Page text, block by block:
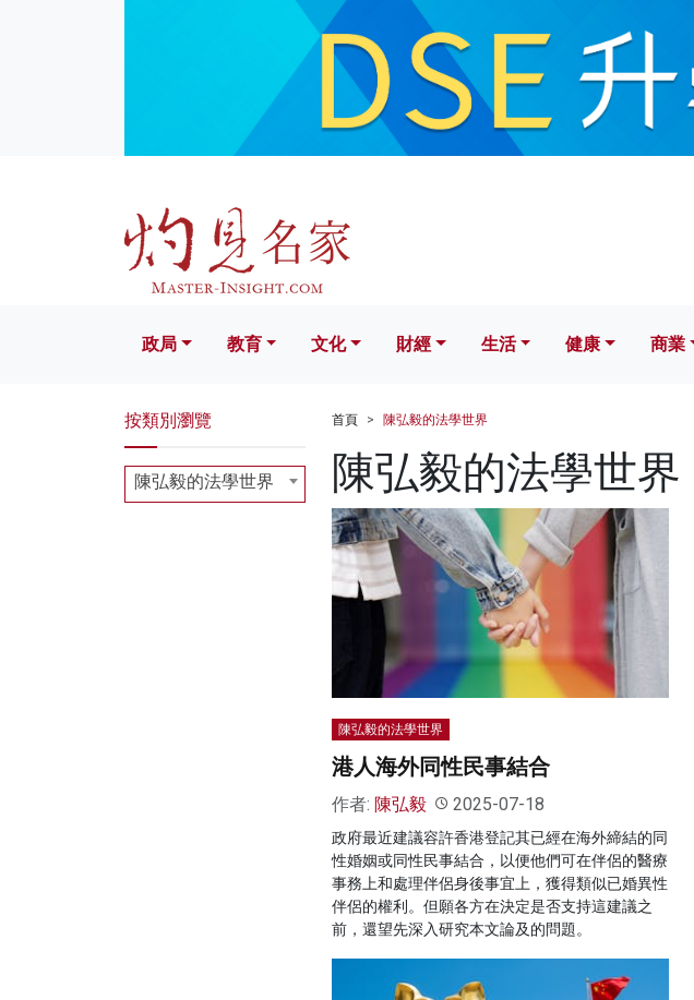
文化 財經 生活 健康
政局 教育 文化 財經 生活 健康 商業
首頁 陳弘毅的法學世界
陳弘毅的法學世界
陳弘毅的法學世界
港人海外同性民事結合
作者: 陳弘毅 2025-07-18
政府最近建議容許香港登記其已經在海外締結的同
性婚姻或同性民事結合，以便他們可在伴侶的醫療
事務上和處理伴侶身後事宜上，獲得類似已婚異性
伴侶的權利。但願各方在決定是否支持這建議之
前，還望先深入研究本文論及的問題。
按類別瀏覽
陳弘毅的法學世界